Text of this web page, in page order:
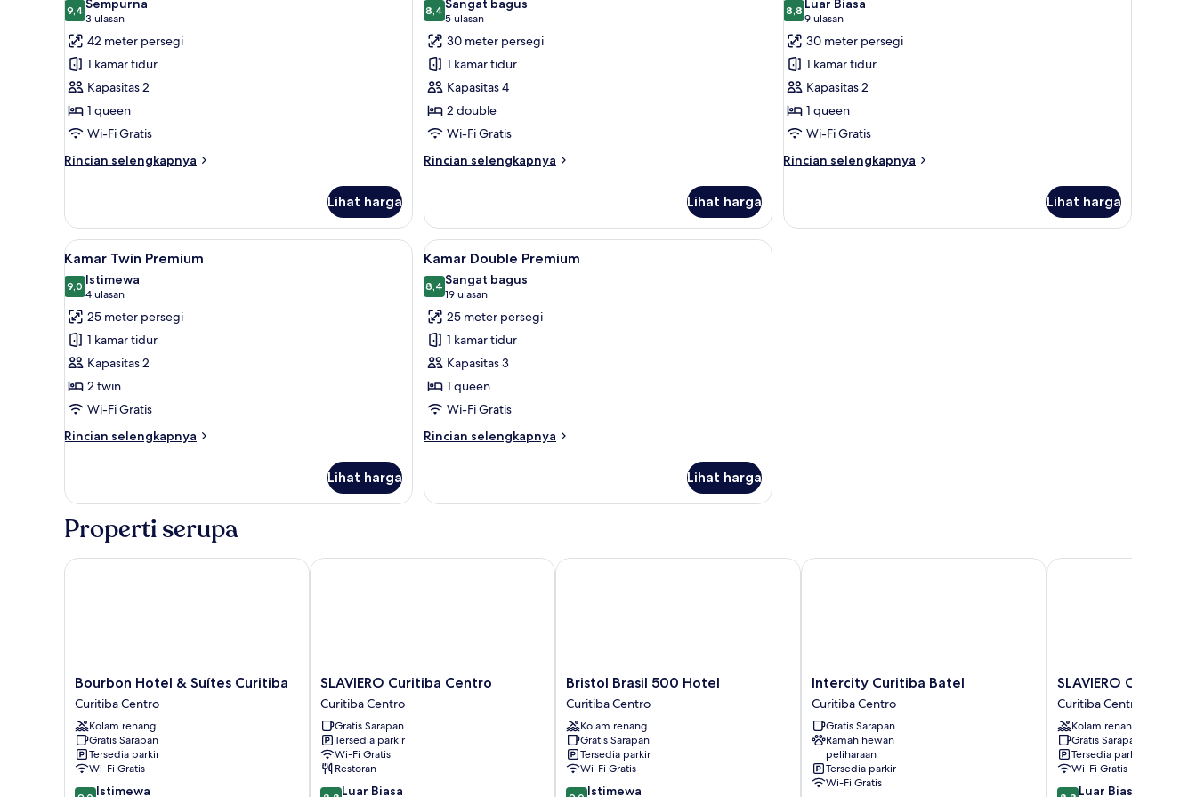
foto
untuk
Studio
Suite
Klasik
9,49,4 dari 10
Sempurna
3 ulasan
(3
ulasan)
42 meter persegi
1 kamar tidur
Kapasitas 2
1 queen
Wi-Fi Gratis
Rincian selengkapnya
Rincian
Studio
Suite
Klasik
Lihat harga
foto
untuk
Kamar
Royal
8,48,4 dari 10
Sangat bagus
5 ulasan
(5
ulasan)
30 meter persegi
1 kamar tidur
Kapasitas 4
2 double
Wi-Fi Gratis
Rincian selengkapnya
Rincian
Kamar
Royal
Lihat harga
foto
untuk
Kamar
Double
Royal
8,88,8 dari 10
Luar Biasa
9 ulasan
(9
ulasan)
30 meter persegi
1 kamar tidur
Kapasitas 2
1 queen
Wi-Fi Gratis
Rincian selengkapnya
Rincian
Kamar
Lihat harga
Lihat
semua
foto
untuk
Kamar
Twin
Premium
Minibar, brankas, meja kerja, dan tirai kedap cahaya
7
Kamar Twin Premium
9,09,0 dari 10
Istimewa
4 ulasan
(4
ulasan)
25 meter persegi
1 kamar tidur
Kapasitas 2
2 twin
Wi-Fi Gratis
Rincian selengkapnya
Rincian
Kamar
Premium
Lihat harga
Lihat
semua
foto
untuk
Kamar
Double
Premium
Minibar, brankas, meja kerja, dan tirai kedap cahaya
7
Kamar Double Premium
8,48,4 dari 10
Sangat bagus
19 ulasan
(19
ulasan)
25 meter persegi
1 kamar tidur
Kapasitas 3
1 queen
Wi-Fi Gratis
Rincian selengkapnya
Rincian
Kamar
Lihat harga
Properti serupa
Bourbon
Hotel
&
Suítes
Curitiba
Curitiba
Centro
Bourbon Hotel & Suítes Curitiba
Curitiba Centro
Kolam renang
Gratis Sarapan
Tersedia parkir
Wi-Fi Gratis
9.0 Istimewa
Bourbon Hotel & Suítes Curitiba
SLAVIERO
Curitiba
Centro
Curitiba
Centro
SLAVIERO Curitiba Centro
Curitiba Centro
Gratis Sarapan
Tersedia parkir
Wi-Fi Gratis
Restoran
8.8 Luar Biasa
SLAVIERO Curitiba Centro
Bristol
Brasil
500
Hotel
Curitiba
Centro
Bristol Brasil 500 Hotel
Curitiba Centro
Kolam renang
Gratis Sarapan
Tersedia parkir
Wi-Fi Gratis
9.0 Istimewa
Bristol Brasil 500 Hotel
Intercity
Curitiba
Batel
Curitiba
Centro
Intercity Curitiba Batel
Curitiba Centro
Gratis Sarapan
Ramah hewan
peliharaan
Tersedia parkir
Wi-Fi Gratis
Intercity Curitiba Batel
SLAVIERO
Curitiba
Shopping
Curitiba
Centro
SLAVIERO Curitiba
Curitiba Centro
Kolam renang
Gratis Sarapan
Tersedia parkir
Wi-Fi Gratis
8.8 Luar Biasa
SLAVIERO Curitiba